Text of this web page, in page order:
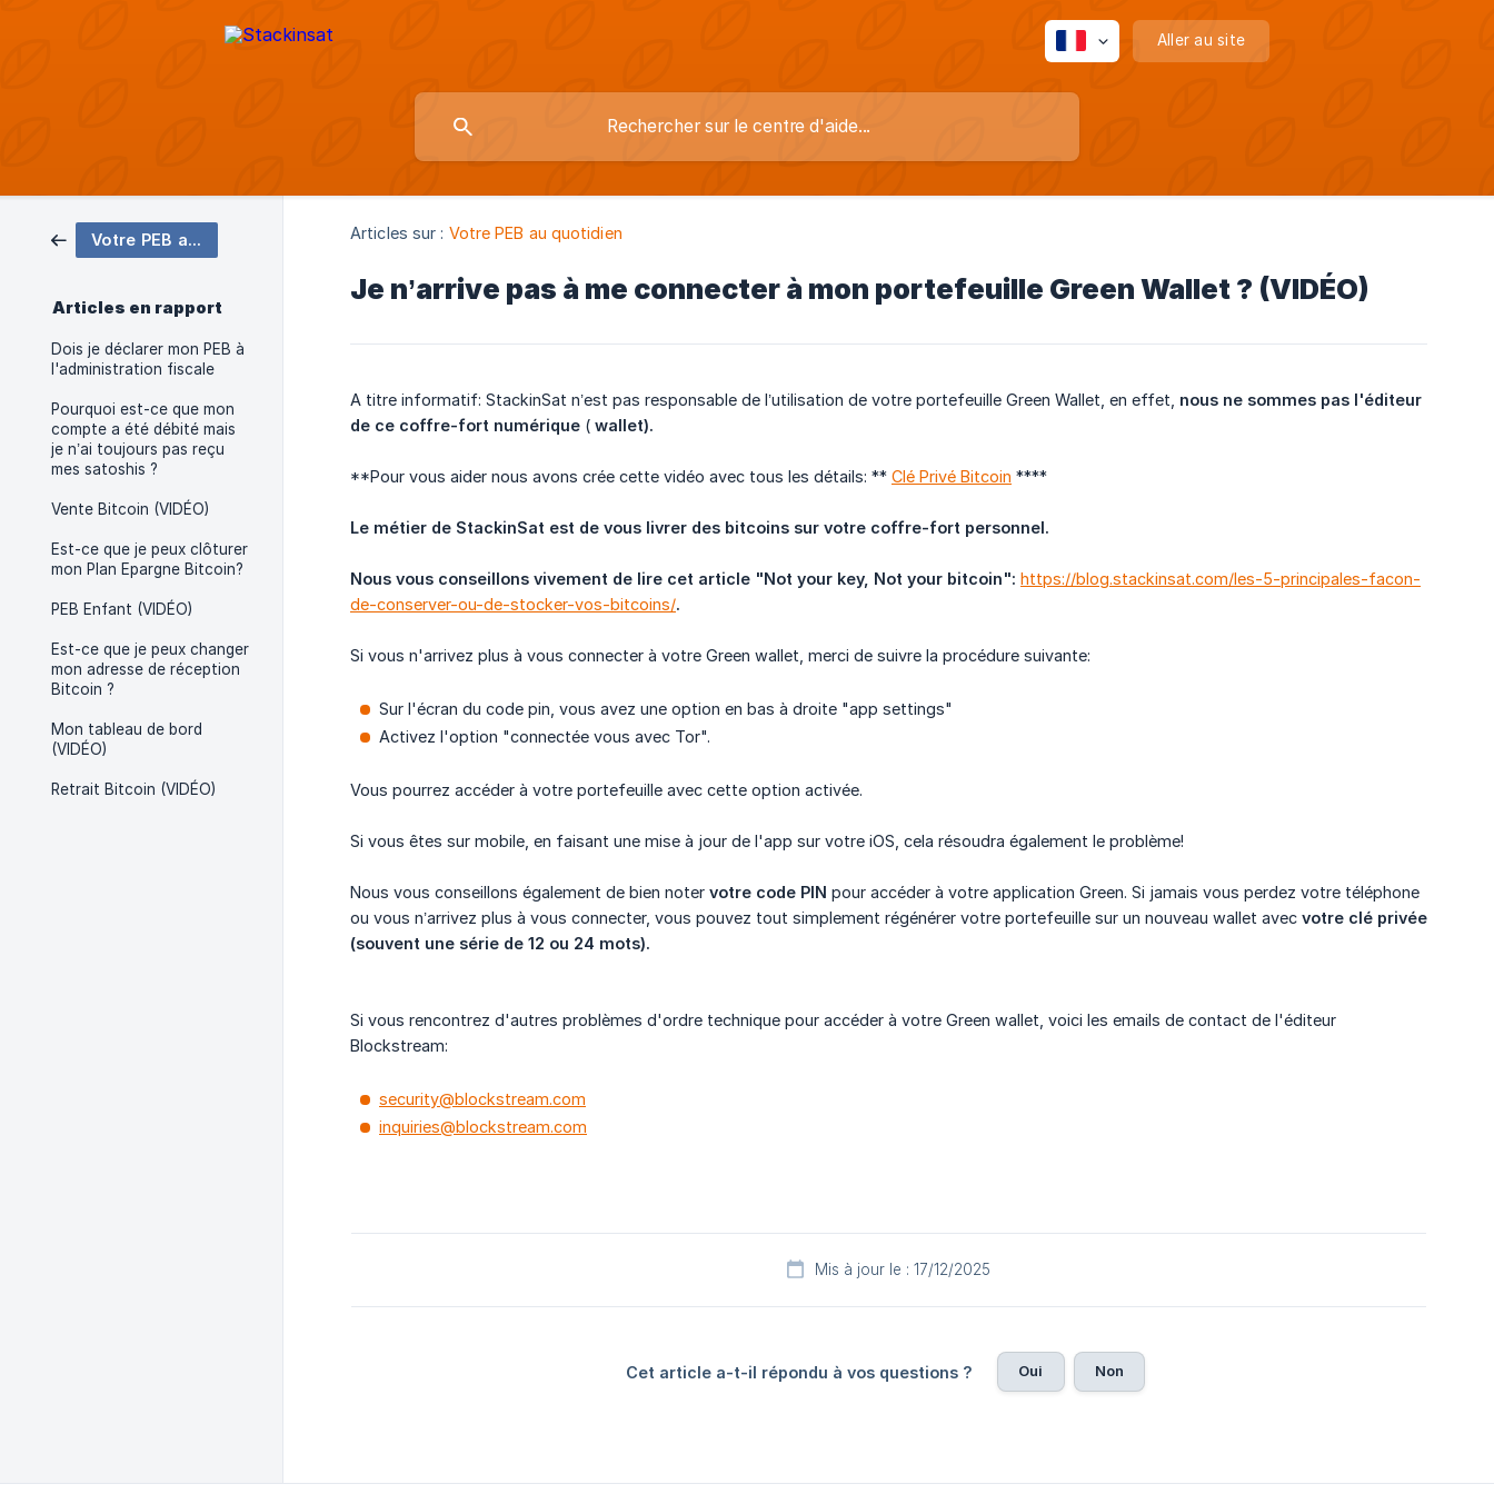
Aller au site
Votre PEB au quotidien
Articles en rapport
Dois je déclarer mon PEB à
l'administration fiscale
Pourquoi est-ce que mon
compte a été débité mais
je n’ai toujours pas reçu
mes satoshis ?
Vente Bitcoin (VIDÉO)
Est-ce que je peux clôturer
mon Plan Epargne Bitcoin?
PEB Enfant (VIDÉO)
Est-ce que je peux changer
mon adresse de réception
Bitcoin ?
Mon tableau de bord
(VIDÉO)
Retrait Bitcoin (VIDÉO)
Articles sur : Votre PEB au quotidien
Je n’arrive pas à me connecter à mon portefeuille Green Wallet ? (VIDÉO)
A titre informatif: StackinSat n’est pas responsable de l’utilisation de votre portefeuille Green Wallet, en effet, nous ne sommes pas l'éditeur
de ce coffre-fort numérique ( wallet).
**Pour vous aider nous avons crée cette vidéo avec tous les détails: ** Clé Privé Bitcoin ****
Le métier de StackinSat est de vous livrer des bitcoins sur votre coffre-fort personnel.
Nous vous conseillons vivement de lire cet article "Not your key, Not your bitcoin": https://blog.stackinsat.com/les-5-principales-facon-
de-conserver-ou-de-stocker-vos-bitcoins/.
Si vous n'arrivez plus à vous connecter à votre Green wallet, merci de suivre la procédure suivante:
Sur l'écran du code pin, vous avez une option en bas à droite "app settings"
Activez l'option "connectée vous avec Tor".
Vous pourrez accéder à votre portefeuille avec cette option activée.
Si vous êtes sur mobile, en faisant une mise à jour de l'app sur votre iOS, cela résoudra également le problème!
Nous vous conseillons également de bien noter votre code PIN pour accéder à votre application Green. Si jamais vous perdez votre téléphone
ou vous n’arrivez plus à vous connecter, vous pouvez tout simplement régénérer votre portefeuille sur un nouveau wallet avec votre clé privée
(souvent une série de 12 ou 24 mots).
Si vous rencontrez d'autres problèmes d'ordre technique pour accéder à votre Green wallet, voici les emails de contact de l'éditeur
Blockstream:
security@blockstream.com
inquiries@blockstream.com
Mis à jour le : 17/12/2025
Cet article a-t-il répondu à vos questions ? Oui Non